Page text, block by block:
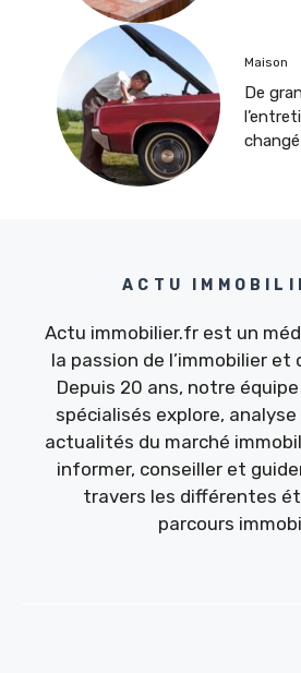
Maison
De
ACTU
Actu immobilier.fr est un
la passion de l’immobilier et
Depuis 20 ans, notre
spécialisés explore,
actualités du marché
informer, conseiller et
travers les différentes
parcours